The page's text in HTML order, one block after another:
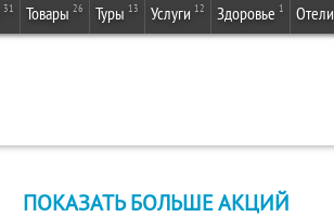
31 Товары 26 Туры 13 Услуги 12 Здоровье 1 Отели
ПОКАЗАТЬ БОЛЬШЕ АКЦИЙ